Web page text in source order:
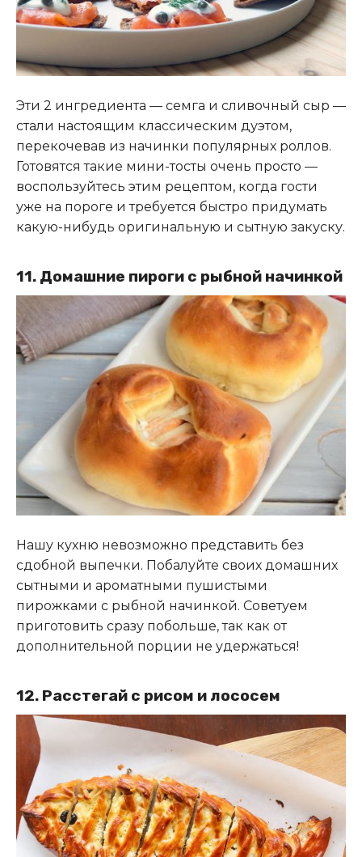
Эти 2 ингредиента — семга и сливочный сыр —
стали настоящим классическим дуэтом,
перекочевав из начинки популярных роллов.
Готовятся такие мини-тосты очень просто —
воспользуйтесь этим рецептом, когда гости
уже на пороге и требуется быстро придумать
какую-нибудь оригинальную и сытную закуску.
11. Домашние пироги с рыбной начинкой
Нашу кухню невозможно представить без
сдобной выпечки. Побалуйте своих домашних
сытными и ароматными пушистыми
пирожками с рыбной начинкой. Советуем
приготовить сразу побольше, так как от
дополнительной порции не удержаться!
12. Расстегай с рисом и лососем